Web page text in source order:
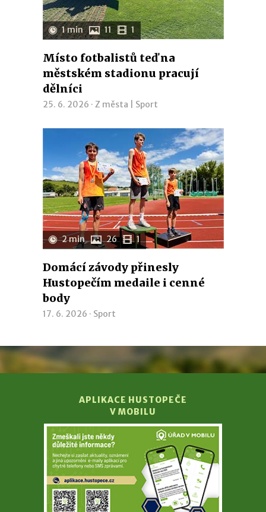
1 min 11 1
Místo fotbalistů teď na
městském stadionu pracují
dělníci
25. 6. 2026 · Z města Sport
2 min 26 1
Domácí závody přinesly
Hustopečím medaile i cenné
body
17. 6. 2026 · Sport
APLIKACE HUSTOPEČE
V MOBILU